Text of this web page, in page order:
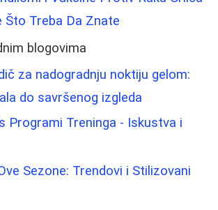
Što Treba Da Znate
blogovima
za nadogradnju noktiju gelom:
do savršenog izgleda
Programi Treninga - Iskustva i
Sezone: Trendovi i Stilizovani